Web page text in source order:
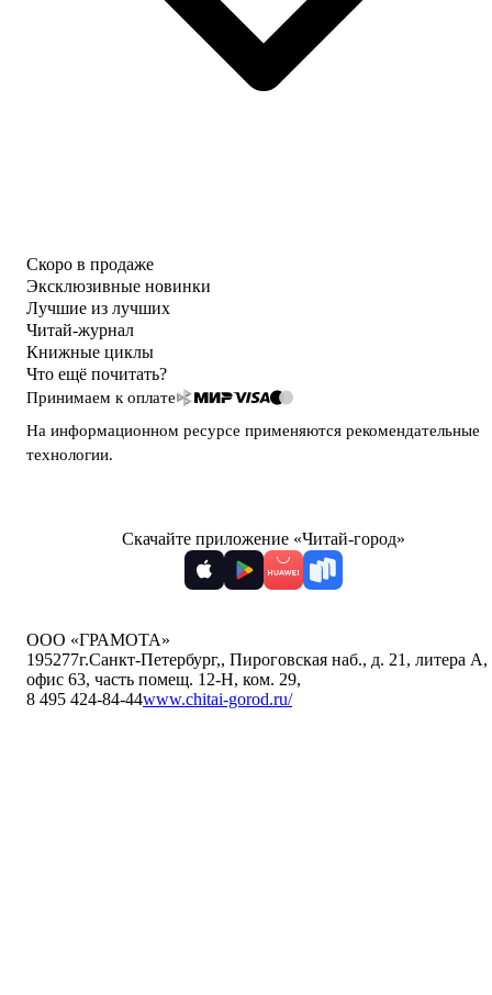
Скоро в продаже
Эксклюзивные новинки
Лучшие из лучших
Читай-журнал
Книжные циклы
Что ещё почитать?
Принимаем к оплате
На информационном ресурсе применяются рекомендательные
технологии.
Скачайте приложение «Читай-город»
ООО «ГРАМОТА»
195277г.Санкт-Петербург,, Пироговская наб., д. 21, литера А,
офис 63, часть помещ. 12-Н, ком. 29,
8 495 424-84-44www.chitai-gorod.ru/